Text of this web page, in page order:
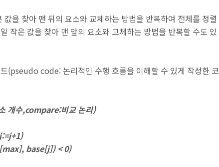
값을 찾아 맨 뒤의 요소와 교체하는 방법을 반복하여 전체를 정렬
작은 값을 찾아 맨 앞의 요소와 교체하는 방법을 반복할 수도 있
(pseudo code: 논리적인 수행 흐름을 이해할 수 있게 작성한 코
개수,compare:비교 논리)
base[j]) < 0)